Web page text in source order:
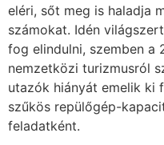
eléri, sőt meg is haladja
számokat. Idén
fog elindulni, szemben a
nemzetközi turizmusról
utazók hiányát emelik ki
szűkös repülőgép-
feladatként.